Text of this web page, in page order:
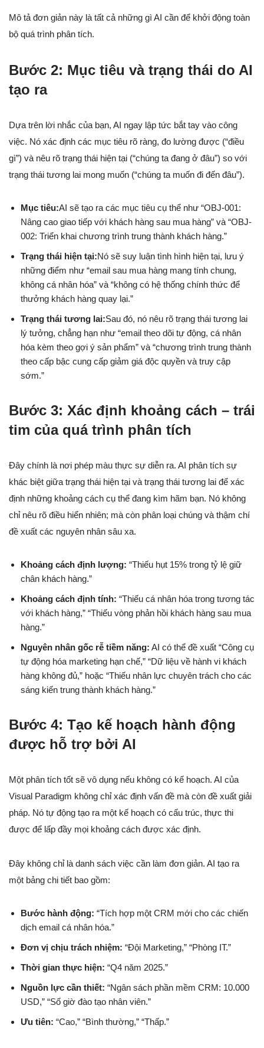
Mô tả đơn giản này là tất cả những gì AI cần để khởi động toàn
bộ quá trình phân tích.
Bước 2: Mục tiêu và trạng thái do AI
tạo ra
Dựa trên lời nhắc của bạn, AI ngay lập tức bắt tay vào công
việc. Nó xác định các mục tiêu rõ ràng, đo lường được (“điều
gì”) và nêu rõ trạng thái hiện tại (“chúng ta đang ở đâu”) so với
trạng thái tương lai mong muốn (“chúng ta muốn đi đến đâu”).
Mục tiêu:AI sẽ tạo ra các mục tiêu cụ thể như “OBJ-001:
Nâng cao giao tiếp với khách hàng sau mua hàng” và “OBJ-
002: Triển khai chương trình trung thành khách hàng.”
Trạng thái hiện tại:Nó sẽ suy luận tình hình hiện tại, lưu ý
những điểm như “email sau mua hàng mang tính chung,
không cá nhân hóa” và “không có hệ thống chính thức để
thưởng khách hàng quay lại.”
Trạng thái tương lai:Sau đó, nó nêu rõ trạng thái tương lai
lý tưởng, chẳng hạn như “email theo dõi tự động, cá nhân
hóa kèm theo gợi ý sản phẩm” và “chương trình trung thành
theo cấp bậc cung cấp giảm giá độc quyền và truy cập
sớm.”
Bước 3: Xác định khoảng cách – trái
tim của quá trình phân tích
Đây chính là nơi phép màu thực sự diễn ra. AI phân tích sự
khác biệt giữa trạng thái hiện tại và trạng thái tương lai để xác
định những khoảng cách cụ thể đang kìm hãm bạn. Nó không
chỉ nêu rõ điều hiển nhiên; mà còn phân loại chúng và thậm chí
đề xuất các nguyên nhân sâu xa.
Khoảng cách định lượng: “Thiếu hụt 15% trong tỷ lệ giữ
chân khách hàng.”
Khoảng cách định tính: “Thiếu cá nhân hóa trong tương tác
với khách hàng,” “Thiếu vòng phản hồi khách hàng sau mua
hàng.”
Nguyên nhân gốc rễ tiềm năng: AI có thể đề xuất “Công cụ
tự động hóa marketing hạn chế,” “Dữ liệu về hành vi khách
hàng không đủ,” hoặc “Thiếu nhân lực chuyên trách cho các
sáng kiến trung thành khách hàng.”
Bước 4: Tạo kế hoạch hành động
được hỗ trợ bởi AI
Một phân tích tốt sẽ vô dụng nếu không có kế hoạch. AI của
Visual Paradigm không chỉ xác định vấn đề mà còn đề xuất giải
pháp. Nó tự động tạo ra một kế hoạch có cấu trúc, thực thi
được để lấp đầy mọi khoảng cách được xác định.
Đây không chỉ là danh sách việc cần làm đơn giản. AI tạo ra
một bảng chi tiết bao gồm:
Bước hành động: “Tích hợp một CRM mới cho các chiến
dịch email cá nhân hóa.”
Đơn vị chịu trách nhiệm: “Đội Marketing,” “Phòng IT.”
Thời gian thực hiện: “Q4 năm 2025.”
Nguồn lực cần thiết: “Ngân sách phần mềm CRM: 10.000
USD,” “Số giờ đào tạo nhân viên.”
Ưu tiên: “Cao,” “Bình thường,” “Thấp.”